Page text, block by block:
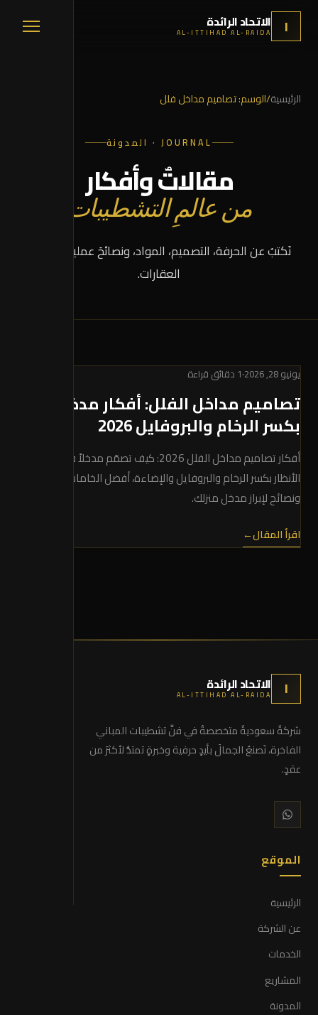
ا الاتحاد الرائدة
AL-ITTIHAD AL-RAIDA
الرئيسية/الوسم:تصاميم مداخل فلل
JOURNAL · المدونة
مقالاتٌ وأفكار
من عالمِ التشطيبات
نَكتبُ عن الحرفة، التصميم، المواد، ونصائحَ عمليةٍ لمالكي
العقارات.
يونيو 28, 2026 ·1 دقائق قراءة
تصاميم مداخل الفلل: أفكار مدخل فخم
بكسر الرخام والبروفايل 2026
أفكار تصاميم مداخل الفلل 2026: كيف تصمّم مدخلاً فخماً يخطف
الأنظار بكسر الرخام والبروفايل والإضاءة، أفضل الخامات والألوان،
ونصائح لإبراز مدخل منزلك.
اقرأ المقال←
ا الاتحاد الرائدة
AL-ITTIHAD AL-RAIDA
شركةٌ سعوديةٌ متخصصةٌ في فنِّ تشطيبات المباني
الفاخرة، نَصنعُ الجمالَ بأيدٍ حرفية وخبرةٍ تمتدُّ لأكثرَ من
عقدٍ.
الموقع
الرئيسية
عن الشركة
الخدمات
المشاريع
المدونة